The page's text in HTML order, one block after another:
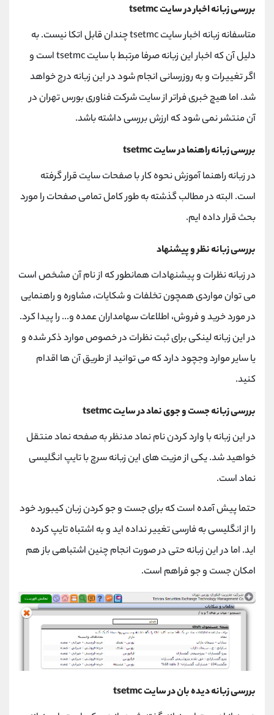
بررسی زبانه اخبار در سایت tsetmc
متاسفانه زبانه اخبار سایت tsetmc چندان قابل اتکا نیست. به
دلیل آن که اخبار این زبانه صرفا مرتبط با سایت tsetmc است و
اگر تغییرات و به روزرسانی انجام شود در این زبانه درج خواهد
شد. اما هیچ خبری فراتر از سایت شرکت فناوری بورس تهران در
آن منتشر نمی شود که ارزش بررسی داشته باشد.
بررسی زبانه راهنما در سایت tsetmc
در زبانه راهنما آموزش نحوه کار با صفحات سایت قرار گرفته
است. البته در مطالب گذشته به طور کامل تمامی صفحات را مورد
بحث قرار داده ایم.
بررسی زبانه نظر و پیشنهاد
در زبانه نظرات و پیشنهادات همانطور که از نام آن مشخص است
می توان مواردی همچون تخلفات و شکایات، مشاوره و راهنمایی
در مورد خرید و فروش، اطلاعات سهامداران عمده و... را پیدا کرد.
در این زبانه لینکی برای ثبت نظرات در خصوص موارد ذکر شده و
یا سایر موارد وجچود دارد که می توانید از طریق آن ها اقدام
کنید.
بررسی زبانه جست و جوی نماد در سایت tsetmc
در این زبانه با وارد کردن نام نماد مدنظر به صفحه نماد منتقل
خواهید شد. یکی از مزیت های این زبانه سرچ با تایپ انگلیسی
نماد است.
حتما پیش آمده است که برای جست و جو کردن زبان کیبورد خود
را از انگلیسی به فارسی تغییر نداده اید و به اشتباه تایپ کرده
اید. اما در این زبانه حتی در صورت انجام چنین اشتباهی باز هم
امکان جست و جو فراهم است.
بررسی زبانه دیده بان در سایت tsetmc